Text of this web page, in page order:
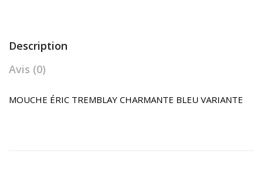
Description
Avis (0)
MOUCHE ÉRIC TREMBLAY CHARMANTE BLEU VARIANTE